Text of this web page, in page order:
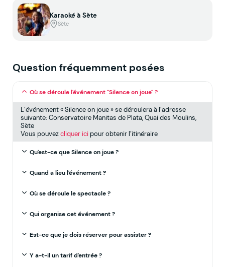
Karaoké à Sète
Sète
Question fréquemment posées
Où se déroule l'événement "Silence on joue" ?
L’événement « Silence on joue » se déroulera à l’adresse
suivante: Conservatoire Manitas de Plata, Quai des Moulins,
Sète
Vous pouvezcliquer icipour obtenir l’itinéraire
Qu'est-ce que Silence on joue ?
Quand a lieu l'événement ?
Où se déroule le spectacle ?
Qui organise cet événement ?
Est-ce que je dois réserver pour assister ?
Y a-t-il un tarif d'entrée ?